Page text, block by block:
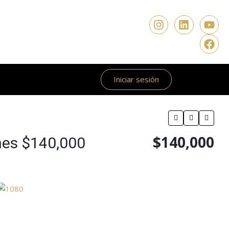
Iniciar sesión
$140,000 $140,000